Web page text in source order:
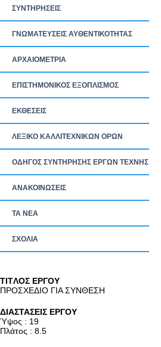
ΣΥΝΤΗΡΗΣΕΙΣ
ΓΝΩΜΑΤΕΥΣΕΙΣ ΑΥΘΕΝΤΙΚΟΤΗΤΑΣ
ΑΡΧΑΙΟΜΕΤΡΙΑ
ΕΠΙΣΤΗΜΟΝΙΚΟΣ ΕΞΟΠΛΙΣΜΟΣ
ΕΚΘΕΣΕΙΣ
ΛΕΞΙΚΟ ΚΑΛΛΙΤΕΧΝΙΚΩΝ ΟΡΩΝ
ΟΔΗΓΟΣ ΣΥΝΤΗΡΗΣΗΣ ΕΡΓΩΝ ΤΕΧΝΗΣ
ΑΝΑΚΟΙΝΩΣΕΙΣ
ΤΑ ΝEΑ
ΣΧΟΛΙΑ
TITΛΟΣ ΕΡΓΟΥ
ΠΡΟΣΧΕΔΙΟ ΓΙΑ ΣΥΝΘΕΣΗ
ΔΙΑΣΤΑΣΕΙΣ ΕΡΓΟΥ
Ύψος : 19
Πλάτος : 8.5